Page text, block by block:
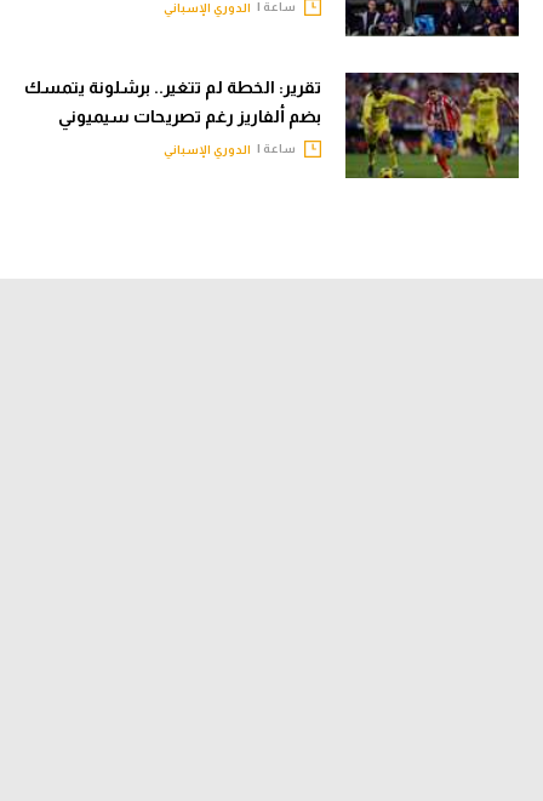
ساعة | الدوري الإسباني
تقرير: الخطة لم تتغير.. برشلونة يتمسك
بضم ألفاريز رغم تصريحات سيميوني
ساعة | الدوري الإسباني